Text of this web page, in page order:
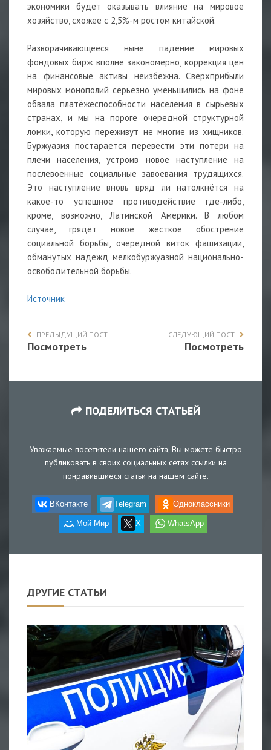
экономики будет оказывать влияние на мировое
хозяйство, схожее с 2,5%-м ростом китайской.
Разворачивающееся ныне падение мировых
фондовых бирж вполне закономерно, коррекция цен
на финансовые активы неизбежна. Сверхприбыли
мировых монополий серьёзно уменьшились на фоне
обвала платёжеспособности населения в сырьевых
странах, и мы на пороге очередной структурной
ломки, которую переживут не многие из хищников.
Буржуазия постарается перевести эти потери на
плечи населения, устроив новое наступление на
послевоенные социальные завоевания трудящихся.
Это наступление вновь вряд ли натолкнётся на
какое-то успешное противодействие где-либо,
кроме, возможно, Латинской Америки. В любом
случае, грядёт новое жесткое обострение
социальной борьбы, очередной виток фашизации,
обманутых надежд мелкобуржуазной национально-
освободительной борьбы.
Источник
ПРЕДЫДУЩИЙ ПОСТ
Посмотреть
СЛЕДУЮЩИЙ ПОСТ
Посмотреть
ПОДЕЛИТЬСЯ СТАТЬЕЙ
Уважаемые посетители нашего сайта, Вы можете быстро
публиковать в своих социальных сетях ссылки на
понравившиеся статьи на нашем сайте.
ВКонтакте Telegram Одноклассники
Мой Мир X WhatsApp
ДРУГИЕ СТАТЬИ